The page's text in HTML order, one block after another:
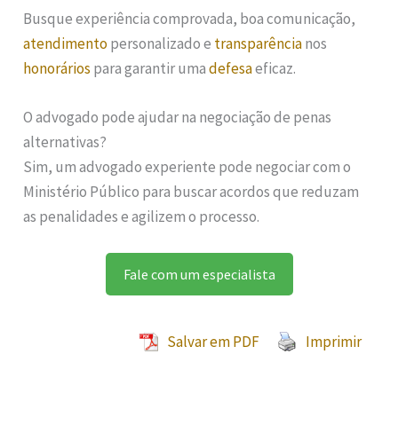
Busque experiência comprovada, boa comunicação,
atendimentopersonalizado e transparêncianos
honorários para garantir umadefesaeficaz.
O advogado pode ajudar na negociação de penas
alternativas?
Sim, um advogado experiente pode negociar com o
Ministério Público para buscar acordos que reduzam
as penalidades e agilizem o processo.
Fale com um especialista
Salvar em PDF Imprimir